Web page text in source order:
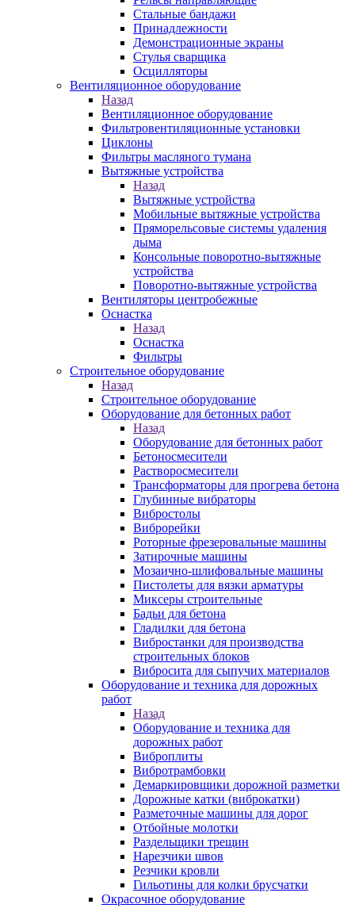
Стальные бандажи
Принадлежности
Демонстрационные экраны
Стулья сварщика
Осцилляторы
Вентиляционное оборудование
Назад
Вентиляционное оборудование
Фильтровентиляционные установки
Циклоны
Фильтры масляного тумана
Вытяжные устройства
Назад
Вытяжные устройства
Мобильные вытяжные устройства
Пряморельсовые системы удаления
дыма
Консольные поворотно-вытяжные
устройства
Поворотно-вытяжные устройства
Вентиляторы центробежные
Оснастка
Назад
Оснастка
Фильтры
Строительное оборудование
Назад
Строительное оборудование
Оборудование для бетонных работ
Назад
Оборудование для бетонных работ
Бетоносмесители
Растворосмесители
Трансформаторы для прогрева бетона
Глубинные вибраторы
Вибростолы
Виброрейки
Роторные фрезеровальные машины
Затирочные машины
Мозаично-шлифовальные машины
Пистолеты для вязки арматуры
Миксеры строительные
Бадьи для бетона
Гладилки для бетона
Вибростанки для производства
строительных блоков
Вибросита для сыпучих материалов
Оборудование и техника для дорожных
работ
Назад
Оборудование и техника для
дорожных работ
Виброплиты
Вибротрамбовки
Демаркировщики дорожной разметки
Дорожные катки (виброкатки)
Разметочные машины для дорог
Отбойные молотки
Раздельщики трещин
Нарезчики швов
Резчики кровли
Гильотины для колки брусчатки
Окрасочное оборудование